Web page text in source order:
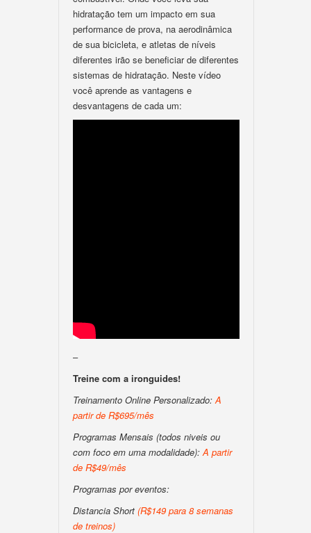
hidratação tem um impacto em sua
performance de prova, na aerodinâmica
de sua bicicleta, e atletas de níveis
diferentes irão se beneficiar de diferentes
sistemas de hidratação. Neste vídeo
você aprende as vantagens e
desvantagens de cada um:
–
Treine com a ironguides!
Treinamento Online Personalizado:A
partir de R$695/mês
Programas Mensais (todos niveis ou
com foco em uma modalidade):A partir
de R$49/mês
Programas por eventos:
Distancia Short (R$149 para 8 semanas
de treinos)